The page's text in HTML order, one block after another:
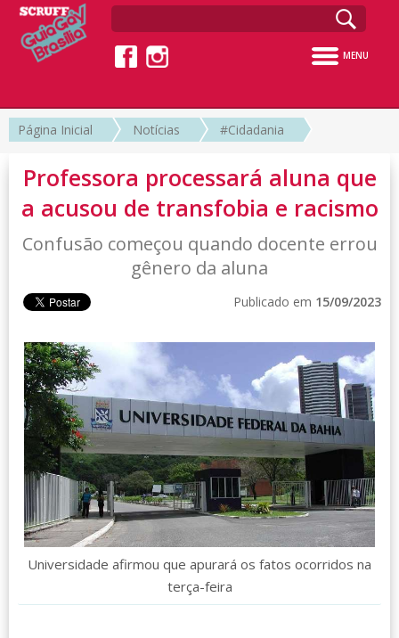
MENU
Página Inicial Notícias #Cidadania
Professora processará aluna que
a acusou de transfobia e racismo
Confusão começou quando docente errou
gênero da aluna
Publicado em 15/09/2023
Universidade afirmou que apurará os fatos ocorridos na
terça-feira